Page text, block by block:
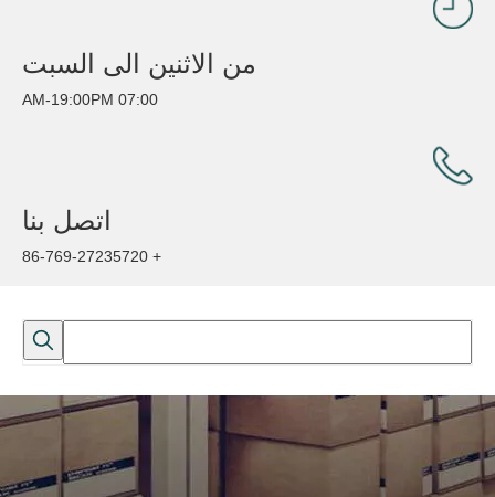
من الاثنين الى السبت
07:00 AM-19:00PM
اتصل بنا
+ 86-769-27235720